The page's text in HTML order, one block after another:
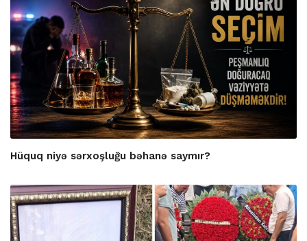
Hüquq niyə sərxoşluğu bəhanə saymır?